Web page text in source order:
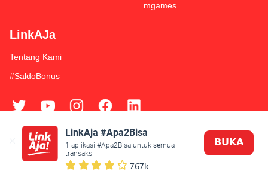
mgames
LinkAJa
Tentang Kami
#SaldoBonus
Syarat & Ketentuan Kebijakan Privasi
© 2019 Fintek Karya Nusantara
LinkAja #Apa2Bisa
1 aplikasi #Apa2Bisa untuk semua
transaksi
767k
𝗕𝗨𝗞𝗔